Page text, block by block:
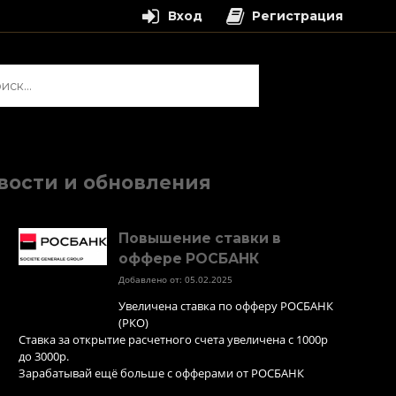
и обновления
Повышение ставки в
оффере РОСБАНК
Добавлено от: 05.02.2025
Увеличена ставка по офферу РОСБАНК
(РКО)
Ставка за открытие расчетного счета увеличена с 1000р
до 3000р.
Зарабатывай ещё больше с офферами от РОСБАНК
Вход Регистрация